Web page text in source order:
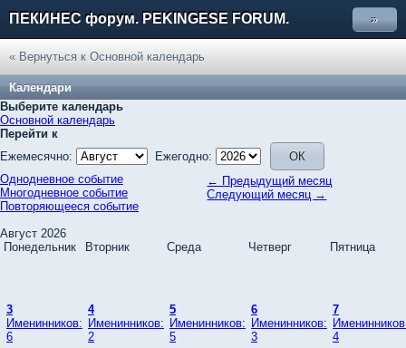
ПЕКИНЕС форум. PEKINGESE FORUM. »
« Вернуться к Основной календарь
Календари
Выберите календарь
Основной календарь
Перейти к
Ежемесячно:
Ежегодно:
← Предыдущий месяц
Следующий месяц →
Однодневное событие
Многодневное событие
Повторяющееся событие
Август 2026
Понедельник
Вторник Среда Четверг Пятница
3
Именинников:
6
4
Именинников:
2
5
Именинников:
5
6
Именинников:
3
7
4